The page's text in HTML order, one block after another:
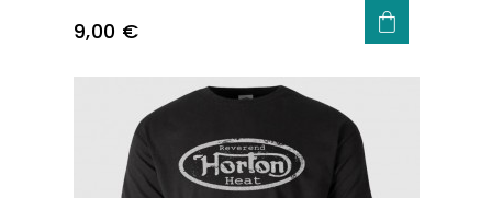
Precio
9,00 €